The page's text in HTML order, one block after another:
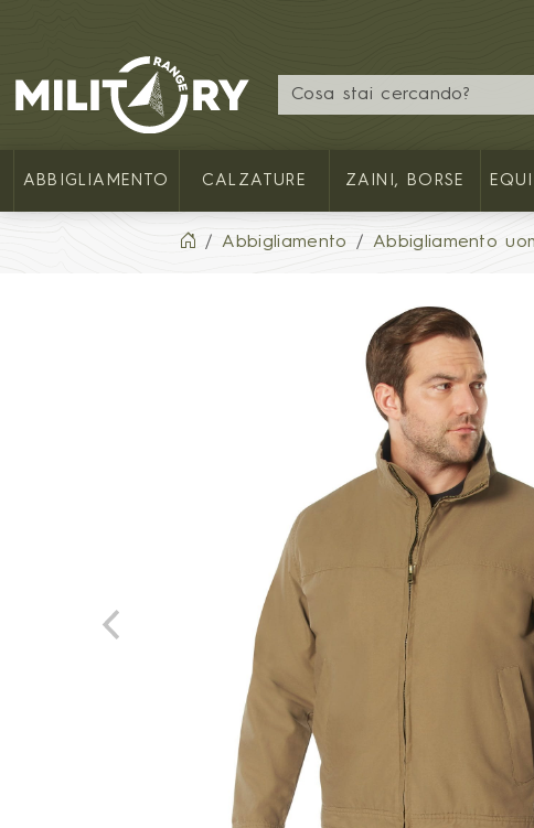
MILITARY RANGE IT
ABBIGLIAMENTO CALZATURE ZAINI, BORSE
Abbigliamento Abbigliamento